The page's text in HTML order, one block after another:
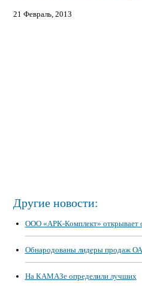
21 Февраль, 2013
Другие новости:
ООО «АРК-Комплект» открывает
Обнародованы лидеры продаж
На КАМАЗе определили лучших